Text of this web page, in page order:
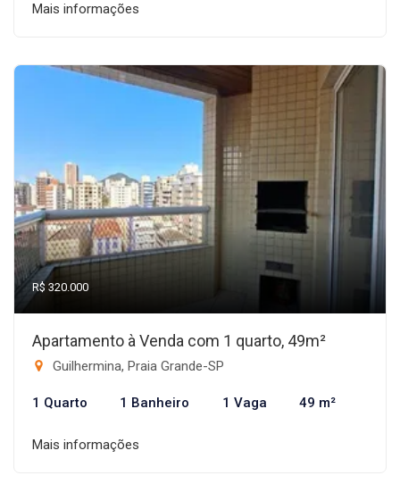
Mais informações
R$ 320.000
Apartamento à Venda com 1 quarto, 49m²
Guilhermina, Praia Grande-SP
1 Quarto 1 Banheiro 1 Vaga 49 m²
Mais informações